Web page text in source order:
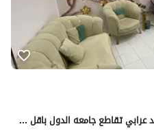
شقة فندقية مفروشه للايجار في احمد عرابي تقاطع جامعه الدول باقل الاسعار